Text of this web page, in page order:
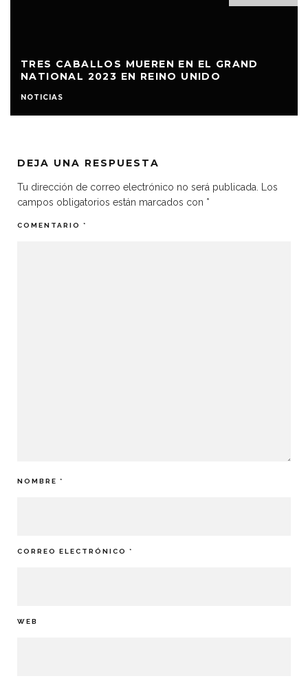
TRES CABALLOS MUEREN EN EL GRAND
NATIONAL 2023 EN REINO UNIDO
NOTICIAS
DEJA UNA RESPUESTA
Tu dirección de correo electrónico no será publicada.
Los
campos obligatorios están marcados con *
COMENTARIO *
NOMBRE *
CORREO ELECTRÓNICO *
WEB